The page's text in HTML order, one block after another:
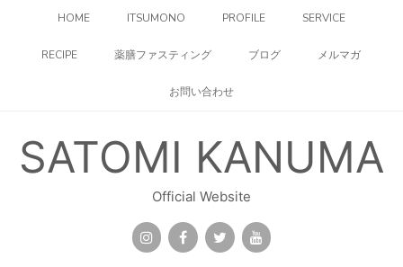
HOME ITSUMONO PROFILE SERVICE
RECIPE 薬膳ファスティング ブログ メルマガ
お問い合わせ
SATOMI KANUMA
Official Website